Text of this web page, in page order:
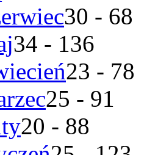
30 - 68
34 - 136
23 - 78
25 - 91
20 - 88